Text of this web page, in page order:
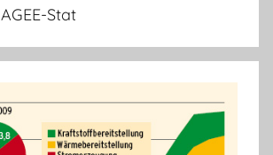
AGEE-Stat